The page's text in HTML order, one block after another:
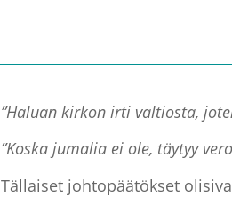
”Haluan kirkon irti valtiosta,
”Koska jumalia ei ole, täytyy
Tällaiset johtopäätökset